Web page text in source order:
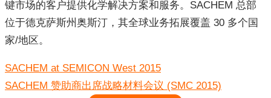
键市场的客户提供化学解决方案和服务。SACHEM 总部
位于德克萨斯州奥斯汀，其全球业务拓展覆盖 30 多个国
家/地区。
文
章
航
SACHEM at SEMICON West 2015
SACHEM 赞助商出席战略材料会议 (SMC 2015)